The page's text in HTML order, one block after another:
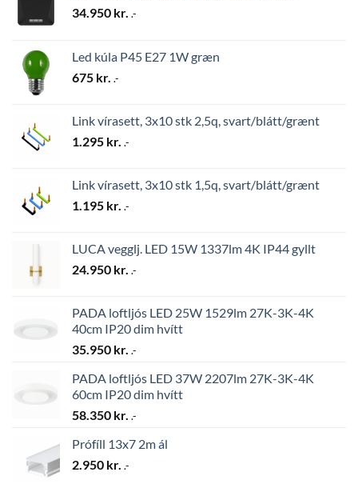
34.950 kr. .-
Led kúla P45 E27 1W græn
675 kr. .-
Link vírasett, 3x10 stk 2,5q, svart/blátt/grænt
1.295 kr. .-
Link vírasett, 3x10 stk 1,5q, svart/blátt/grænt
1.195 kr. .-
LUCA vegglj. LED 15W 1337lm 4K IP44 gyllt
24.950 kr. .-
PADA loftljós LED 25W 1529lm 27K-3K-4K
40cm IP20 dim hvítt
35.950 kr. .-
PADA loftljós LED 37W 2207lm 27K-3K-4K
60cm IP20 dim hvítt
58.350 kr. .-
Prófíll 13x7 2m ál
2.950 kr. .-